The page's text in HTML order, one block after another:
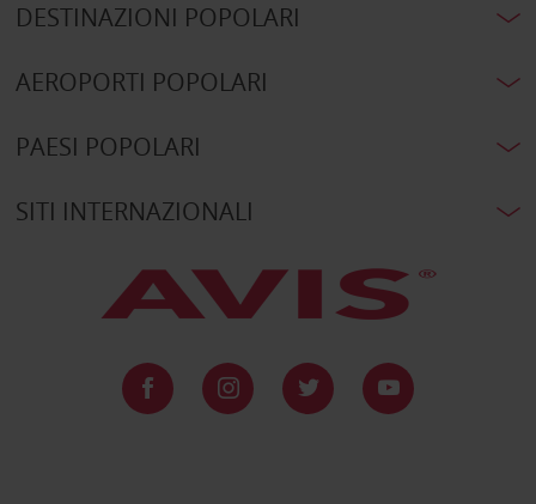
DESTINAZIONI POPOLARI
AEROPORTI POPOLARI
PAESI POPOLARI
SITI INTERNAZIONALI